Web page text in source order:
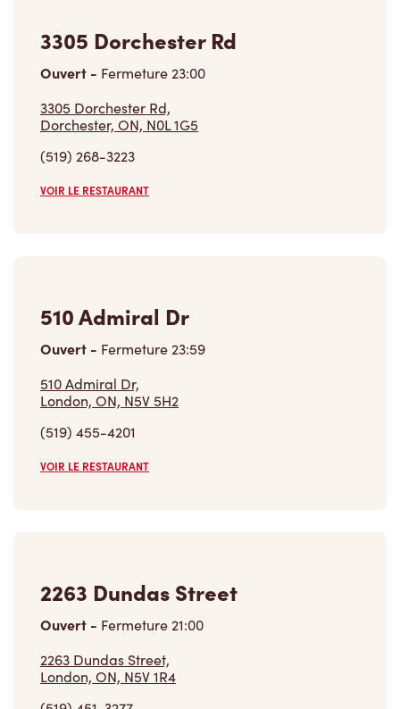
Ouvert -Fermeture23:00
3305 Dorchester Rd,
Dorchester, ON, N0L 1G5
(519) 268-3223
VOIR LE RESTAURANT
Ouvert-Fermeture23:59
510 Admiral Dr,
London, ON, N5V 5H2
(519) 455-4201
VOIR LE RESTAURANT
Ouvert -Fermeture 21:00
2263 Dundas Street,
London, ON, N5V 1R4
(519) 451-3277